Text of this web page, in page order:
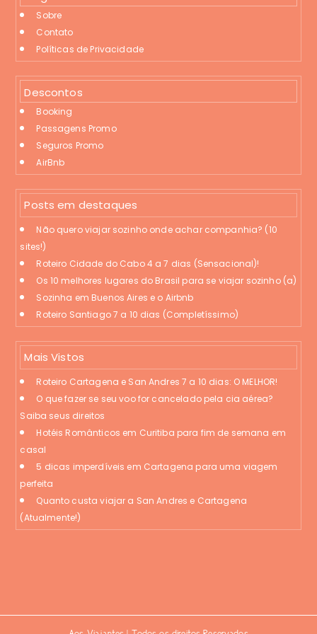
Sobre
Contato
Políticas de Privacidade
Descontos
Booking
Passagens Promo
Seguros Promo
AirBnb
Posts em destaques
Não quero viajar sozinho onde achar companhia? (10
sites!)
Roteiro Cidade do Cabo 4 a 7 dias (Sensacional)!
Os 10 melhores lugares do Brasil para se viajar sozinho (a)
Sozinha em Buenos Aires e o Airbnb
Roteiro Santiago 7 a 10 dias (Completíssimo)
Mais Vistos
Roteiro Cartagena e San Andres 7 a 10 dias: O MELHOR!
O que fazer se seu voo for cancelado pela cia aérea?
Saiba seus direitos
Hotéis Românticos em Curitiba para fim de semana em
casal
5 dicas imperdíveis em Cartagena para uma viagem
perfeita
Quanto custa viajar a San Andres e Cartagena
(Atualmente!)